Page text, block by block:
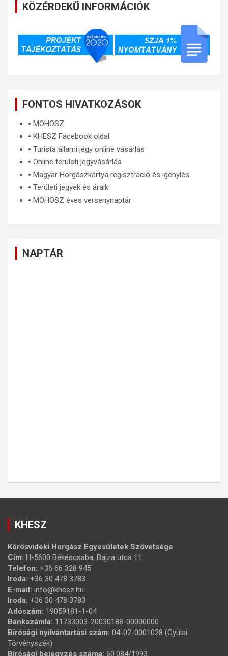
KÖZÉRDEKŰ INFORMÁCIÓK
FONTOS HIVATKOZÁSOK
🞄 MOHOSZ
🞄 KHESZ Facebook oldal
🞄 Turista állami jegy online vásárlás
🞄 Online területi jegyvásárlás
🞄 Magyar Horgászkártya regisztráció és igénylés
🞄 Területi jegyek és áraik
🞄 MOHOSZ éves versenynaptár
NAPTÁR
KHESZ
Körösvidéki Horgász Egyesületek Szövetsége
Cím: H-5600 Békéscsaba, Bajza utca 11.
Telefon: +36 66 328 945
Iroda: +36 30 478 3783
E-mail: info@khesz.hu
Iroda: +36 30 478 3783
Adószám: 19059181-1-04
Bankszámla: 11733003-20030188-00000000
Bírósági nyilvántartási szám: 04-02-0001028 (Gyulai
Törvényszék)
Bírósági bejegyzés száma: 60.084/1993.